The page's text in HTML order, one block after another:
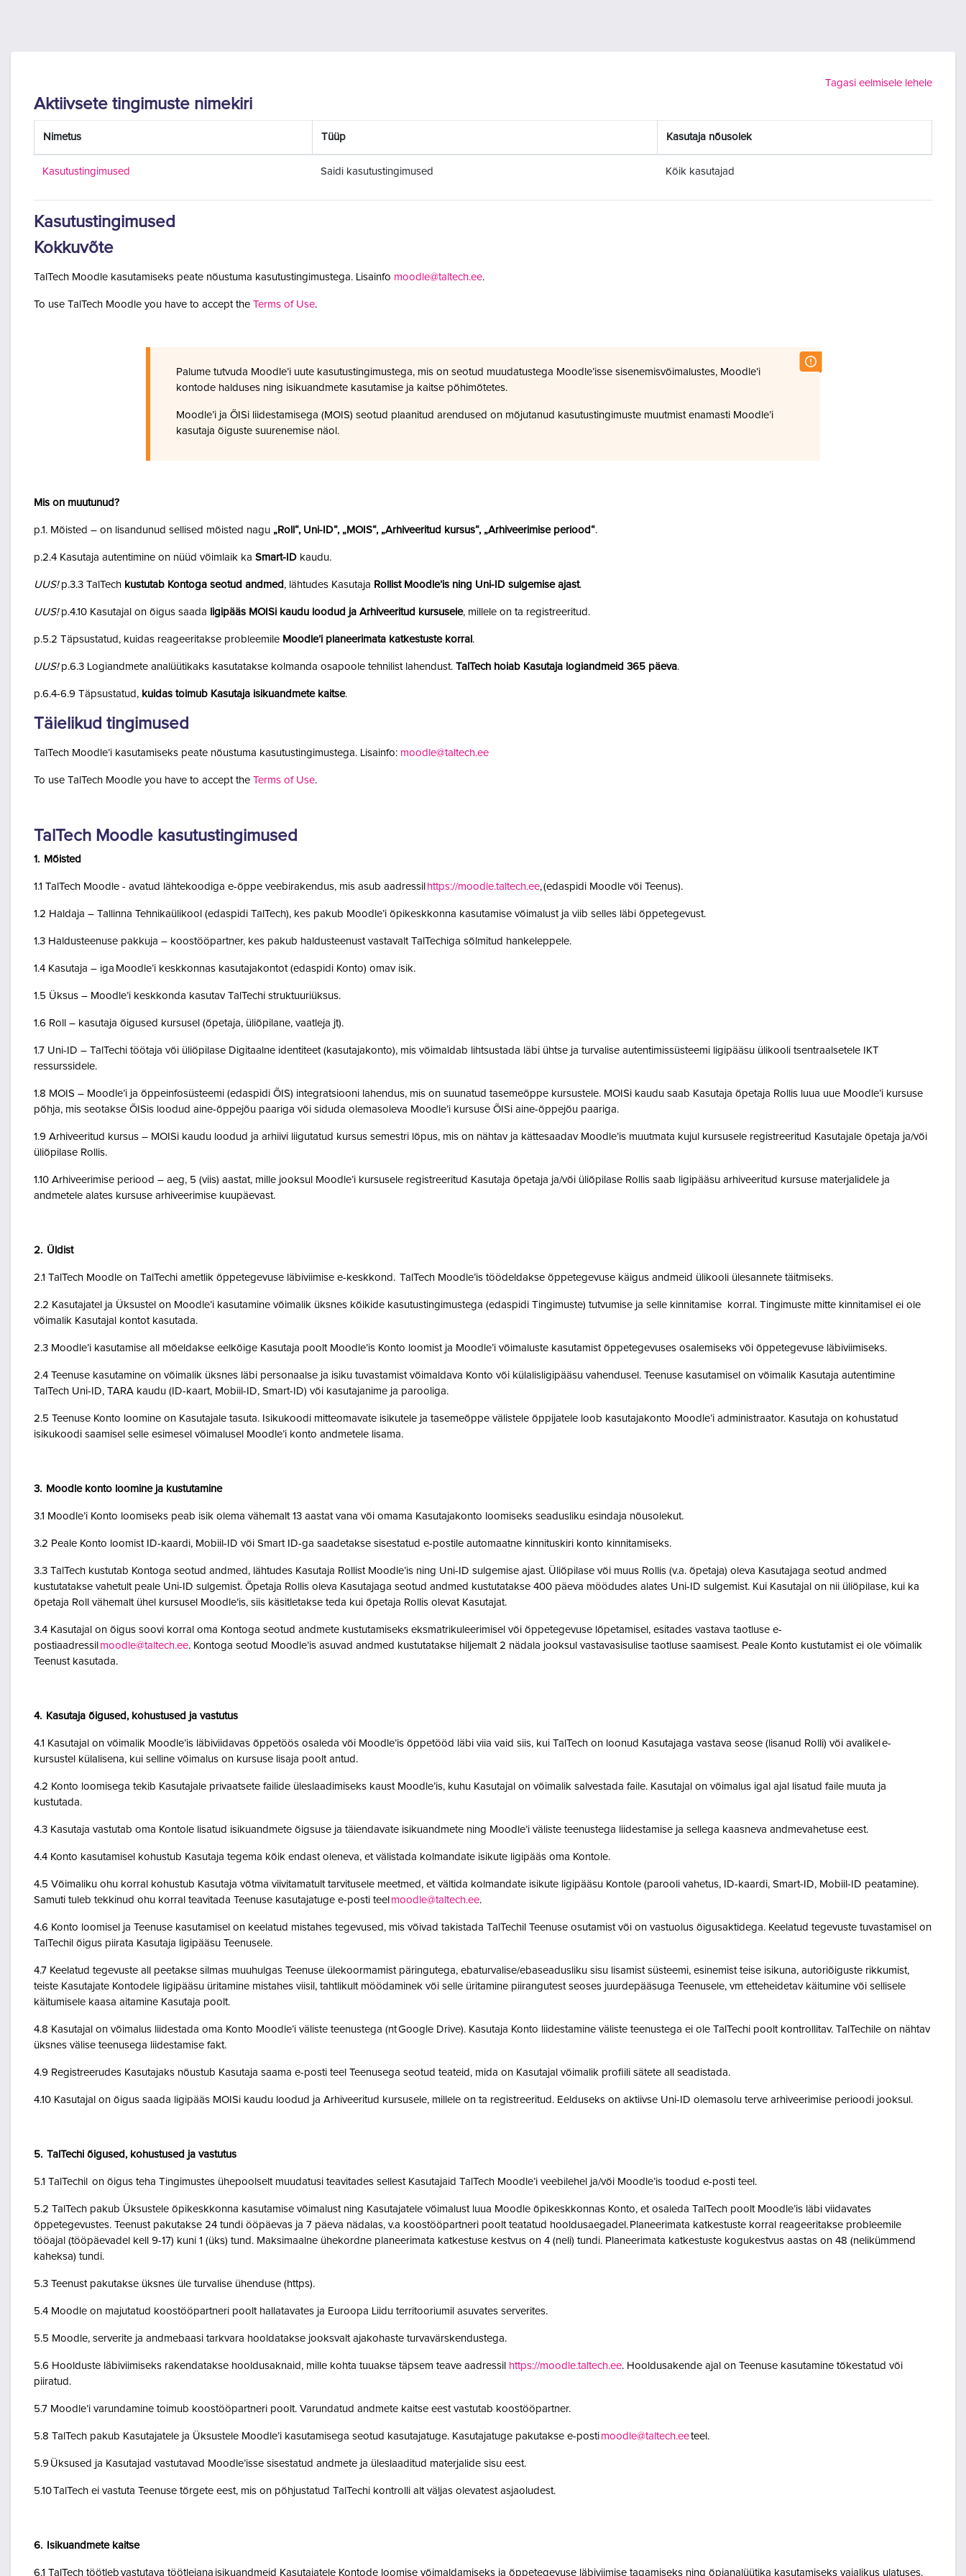
Tagasi eelmisele lehele
Aktiivsete tingimuste nimekiri
Nimetus Tüüp Kasutaja nõusolek
Kasutustingimused Saidi kasutustingimused Kõik kasutajad
Kasutustingimused
Kokkuvõte
TalTech Moodle kasutamiseks peate nõustuma kasutustingimustega. Lisainfo moodle@taltech.ee.
To use TalTech Moodle you have to accept the Terms of Use.
Palume tutvuda Moodle’i uute kasutustingimustega, mis on seotud muudatustega Moodle’isse sisenemisvõimalustes, Moodle’i
kontode halduses ning isikuandmete kasutamise ja kaitse põhimõtetes.
Moodle’i ja ÕISi liidestamisega (MOIS) seotud plaanitud arendused on mõjutanud kasutustingimuste muutmist enamasti Moodle’i
kasutaja õiguste suurenemise näol.
Mis on muutunud?
p.1. Mõisted – on lisandunud sellised mõisted nagu „Roll“, Uni-ID“, „MOIS“, „Arhiveeritud kursus“, „Arhiveerimise periood“.
p.2.4 Kasutaja autentimine on nüüd võimlaik ka Smart-ID kaudu.
UUS!p.3.3 TalTech kustutab Kontoga seotud andmed , lähtudes Kasutaja Rollist Moodle’is ning Uni-ID sulgemise ajast.
UUS!p.4.10 Kasutajal on õigus saada ligipääs MOISi kaudu loodud ja Arhiveeritud kursusele, millele on ta registreeritud.
p.5.2 Täpsustatud, kuidas reageeritakse probleemile Moodle’i planeerimata katkestuste korral .
UUS!p.6.3 Logiandmete analüütikaks kasutatakse kolmanda osapoole tehnilist lahendust. TalTech hoiab Kasutaja logiandmeid 365 päeva.
p.6.4-6.9 Täpsustatud, kuidas toimub Kasutaja isikuandmete kaitse.
Täielikud tingimused
TalTech Moodle’i kasutamiseks peate nõustuma kasutustingimustega. Lisainfo: moodle@taltech.ee
To use TalTech Moodle you have to accept the Terms of Use.
TalTech Moodle kasutustingimused
1. Mõisted
1.1 TalTech Moodle - avatud lähtekoodiga e-õppe veebirakendus, mis asub aadressil https://moodle.taltech.ee, (edaspidi Moodle või Teenus).
1.2 Haldaja – Tallinna Tehnikaülikool (edaspidi TalTech), kes pakub Moodle’i õpikeskkonna kasutamise võimalust ja viib selles läbi õppetegevust.
1.3 Haldusteenuse pakkuja – koostööpartner, kes pakub haldusteenust vastavalt TalTechiga sõlmitud hankeleppele.
1.4 Kasutaja – iga Moodle’i keskkonnas kasutajakontot (edaspidi Konto) omav isik.
1.5 Üksus – Moodle’i keskkonda kasutav TalTechi struktuuriüksus.
1.6 Roll – kasutaja õigused kursusel (õpetaja, üliõpilane, vaatleja jt).
1.7 Uni-ID – TalTechi töötaja või üliõpilase Digitaalne identiteet (kasutajakonto), mis võimaldab lihtsustada läbi ühtse ja turvalise autentimissüsteemi ligipääsu ülikooli tsentraalsetele IKT
ressurssidele.
1.8 MOIS – Moodle’i ja õppeinfosüsteemi (edaspidi ÕIS) integratsiooni lahendus, mis on suunatud tasemeõppe kursustele. MOISi kaudu saab Kasutaja õpetaja Rollis luua uue Moodle’i kursuse
põhja, mis seotakse ÕISis loodud aine-õppejõu paariga või siduda olemasoleva Moodle’i kursuse ÕISi aine-õppejõu paariga.
1.9 Arhiveeritud kursus – MOISi kaudu loodud ja arhiivi liigutatud kursus semestri lõpus, mis on nähtav ja kättesaadav Moodle’is muutmata kujul kursusele registreeritud Kasutajale õpetaja ja/või
üliõpilase Rollis.
1.10 Arhiveerimise periood – aeg, 5 (viis) aastat, mille jooksul Moodle’i kursusele registreeritud Kasutaja õpetaja ja/või üliõpilase Rollis saab ligipääsu arhiveeritud kursuse materjalidele ja
andmetele alates kursuse arhiveerimise kuupäevast.
2. Üldist
2.1 TalTech Moodle on TalTechi ametlik õppetegevuse läbiviimise e-keskkond. TalTech Moodle’is töödeldakse õppetegevuse käigus andmeid ülikooli ülesannete täitmiseks.
2.2 Kasutajatel ja Üksustel on Moodle’i kasutamine võimalik üksnes kõikide kasutustingimustega (edaspidi Tingimuste) tutvumise ja selle kinnitamise korral. Tingimuste mitte kinnitamisel ei ole
võimalik Kasutajal kontot kasutada.
2.3 Moodle’i kasutamise all mõeldakse eelkõige Kasutaja poolt Moodle’is Konto loomist ja Moodle’i võimaluste kasutamist õppetegevuses osalemiseks või õppetegevuse läbiviimiseks.
2.4 Teenuse kasutamine on võimalik üksnes läbi personaalse ja isiku tuvastamist võimaldava Konto või külalisligipääsu vahendusel. Teenuse kasutamisel on võimalik Kasutaja autentimine
TalTech Uni-ID, TARA kaudu (ID-kaart, Mobiil-ID, Smart-ID) või kasutajanime ja parooliga.
2.5 Teenuse Konto loomine on Kasutajale tasuta. Isikukoodi mitteomavate isikutele ja tasemeõppe välistele õppijatele loob kasutajakonto Moodle’i administraator. Kasutaja on kohustatud
isikukoodi saamisel selle esimesel võimalusel Moodle’i konto andmetele lisama.
3. Moodle konto loomine ja kustutamine
3.1 Moodle’i Konto loomiseks peab isik olema vähemalt 13 aastat vana või omama Kasutajakonto loomiseks seadusliku esindaja nõusolekut.
3.2 Peale Konto loomist ID-kaardi, Mobiil-ID või Smart ID-ga saadetakse sisestatud e-postile automaatne kinnituskiri konto kinnitamiseks.
3.3 TalTech kustutab Kontoga seotud andmed, lähtudes Kasutaja Rollist Moodle’is ning Uni-ID sulgemise ajast. Üliõpilase või muus Rollis (v.a. õpetaja) oleva Kasutajaga seotud andmed
kustutatakse vahetult peale Uni-ID sulgemist. Õpetaja Rollis oleva Kasutajaga seotud andmed kustutatakse 400 päeva möödudes alates Uni-ID sulgemist. Kui Kasutajal on nii üliõpilase, kui ka
õpetaja Roll vähemalt ühel kursusel Moodle’is, siis käsitletakse teda kui õpetaja Rollis olevat Kasutajat.
3.4 Kasutajal on õigus soovi korral oma Kontoga seotud andmete kustutamiseks eksmatrikuleerimisel või õppetegevuse lõpetamisel, esitades vastava taotluse e-
postiaadressil moodle@taltech.ee. Kontoga seotud Moodle’is asuvad andmed kustutatakse hiljemalt 2 nädala jooksul vastavasisulise taotluse saamisest. Peale Konto kustutamist ei ole võimalik
Teenust kasutada.
4. Kasutaja õigused, kohustused ja vastutus
4.1 Kasutajal on võimalik Moodle’is läbiviidavas õppetöös osaleda või Moodle’is õppetööd läbi viia vaid siis, kui TalTech on loonud Kasutajaga vastava seose (lisanud Rolli) või avalikel e-
kursustel külalisena, kui selline võimalus on kursuse lisaja poolt antud.
4.2 Konto loomisega tekib Kasutajale privaatsete failide üleslaadimiseks kaust Moodle’is, kuhu Kasutajal on võimalik salvestada faile. Kasutajal on võimalus igal ajal lisatud faile muuta ja
kustutada.
4.3 Kasutaja vastutab oma Kontole lisatud isikuandmete õigsuse ja täiendavate isikuandmete ning Moodle’i väliste teenustega liidestamise ja sellega kaasneva andmevahetuse eest.
4.4 Konto kasutamisel kohustub Kasutaja tegema kõik endast oleneva, et välistada kolmandate isikute ligipääs oma Kontole.
4.5 Võimaliku ohu korral kohustub Kasutaja võtma viivitamatult tarvitusele meetmed, et vältida kolmandate isikute ligipääsu Kontole (parooli vahetus, ID-kaardi, Smart-ID, Mobiil-ID peatamine).
Samuti tuleb tekkinud ohu korral teavitada Teenuse kasutajatuge e-posti teel moodle@taltech.ee.
4.6 Konto loomisel ja Teenuse kasutamisel on keelatud mistahes tegevused, mis võivad takistada TalTechil Teenuse osutamist või on vastuolus õigusaktidega. Keelatud tegevuste tuvastamisel on
TalTechil õigus piirata Kasutaja ligipääsu Teenusele.
4.7 Keelatud tegevuste all peetakse silmas muuhulgas Teenuse ülekoormamist päringutega, ebaturvalise/ebaseadusliku sisu lisamist süsteemi, esinemist teise isikuna, autoriõiguste rikkumist,
teiste Kasutajate Kontodele ligipääsu üritamine mistahes viisil, tahtlikult möödaminek või selle üritamine piirangutest seoses juurdepääsuga Teenusele, vm etteheidetav käitumine või sellisele
käitumisele kaasa aitamine Kasutaja poolt.
4.8 Kasutajal on võimalus liidestada oma Konto Moodle’i väliste teenustega (nt Google Drive). Kasutaja Konto liidestamine väliste teenustega ei ole TalTechi poolt kontrollitav. TalTechile on nähtav
üksnes välise teenusega liidestamise fakt.
4.9 Registreerudes Kasutajaks nõustub Kasutaja saama e-posti teel Teenusega seotud teateid, mida on Kasutajal võimalik profiili sätete all seadistada.
4.10 Kasutajal on õigus saada ligipääs MOISi kaudu loodud ja Arhiveeritud kursusele, millele on ta registreeritud. Eelduseks on aktiivse Uni-ID olemasolu terve arhiveerimise perioodi jooksul.
5. TalTechi õigused, kohustused ja vastutus
5.1 TalTechil on õigus teha Tingimustes ühepoolselt muudatusi teavitades sellest Kasutajaid TalTech Moodle’i veebilehel ja/või Moodle’is toodud e-posti teel.
5.2 TalTech pakub Üksustele õpikeskkonna kasutamise võimalust ning Kasutajatele võimalust luua Moodle õpikeskkonnas Konto, et osaleda TalTech poolt Moodle’is läbi viidavates
õppetegevustes. Teenust pakutakse 24 tundi ööpäevas ja 7 päeva nädalas, v.a koostööpartneri poolt teatatud hooldusaegadel. Planeerimata katkestuste korral reageeritakse probleemile
tööajal (tööpäevadel kell 9-17) kuni 1 (üks) tund. Maksimaalne ühekordne planeerimata katkestuse kestvus on 4 (neli) tundi. Planeerimata katkestuste kogukestvus aastas on 48 (nelikümmend
kaheksa) tundi.
5.3 Teenust pakutakse üksnes üle turvalise ühenduse (https).
5.4 Moodle on majutatud koostööpartneri poolt hallatavates ja Euroopa Liidu territooriumil asuvates serverites.
5.5 Moodle, serverite ja andmebaasi tarkvara hooldatakse jooksvalt ajakohaste turvavärskendustega.
5.6 Hoolduste läbiviimiseks rakendatakse hooldusaknaid, mille kohta tuuakse täpsem teave aadressil https://moodle.taltech.ee. Hooldusakende ajal on Teenuse kasutamine tõkestatud või
piiratud.
5.7 Moodle’i varundamine toimub koostööpartneri poolt. Varundatud andmete kaitse eest vastutab koostööpartner.
5.8 TalTech pakub Kasutajatele ja Üksustele Moodle’i kasutamisega seotud kasutajatuge. Kasutajatuge pakutakse e-posti moodle@taltech.eeteel.
5.9 Üksused ja Kasutajad vastutavad Moodle’isse sisestatud andmete ja üleslaaditud materjalide sisu eest.
5.10 TalTech ei vastuta Teenuse tõrgete eest, mis on põhjustatud TalTechi kontrolli alt väljas olevatest asjaoludest.
6. Isikuandmete kaitse
6.1 TalTech töötleb vastutava töötlejana isikuandmeid Kasutajatele Kontode loomise võimaldamiseks ja õppetegevuse läbiviimise tagamiseks ning õpianalüütika kasutamiseks vajalikus ulatuses.